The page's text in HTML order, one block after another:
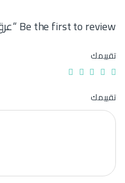
Be the first to review “عرق سوس رمزي الجاهز”
تقييمك
تقييمك